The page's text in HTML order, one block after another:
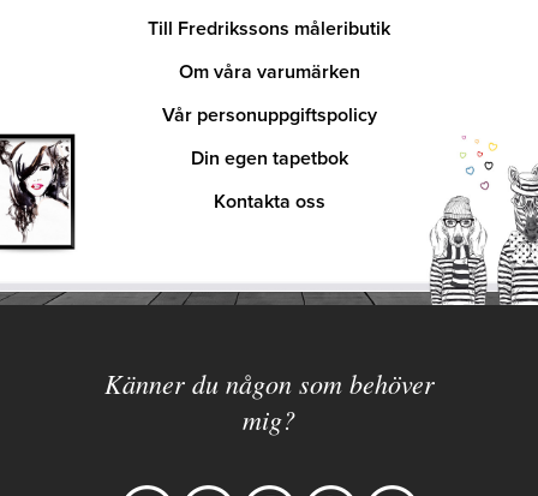
Till Fredrikssons måleributik
Om våra varumärken
Vår personuppgiftspolicy
Din egen tapetbok
Kontakta oss
Känner du någon som behöver
mig?